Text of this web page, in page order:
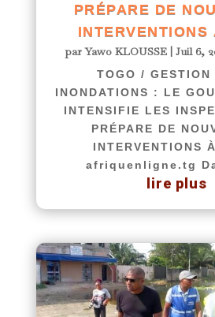
PRÉPARE DE
INTERVENTIONS
parYawo KLOUSSE| Juil 6,
TOGO / GESTION
INONDATIONS : LE
INTENSIFIE LES
PRÉPARE DE
INTERVENTIONS
afriquenligne.tg
lire plus